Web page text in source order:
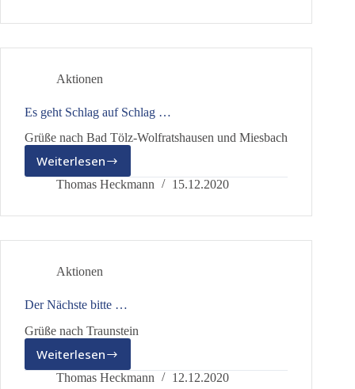
sich
Aktionen
Es geht Schlag auf Schlag …
Grüße nach Bad Tölz-Wolfratshausen und Miesbach
Weiterlesen
Es
geht
auf
Thomas Heckmann 15.12.2020
Aktionen
Der Nächste bitte …
Grüße nach Traunstein
Weiterlesen
Der
Nächste
Thomas Heckmann 12.12.2020